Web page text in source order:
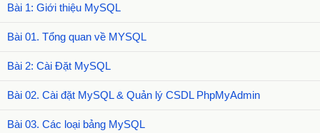
Bài 1: Giới thiệu MySQL
Bài 01. Tổng quan về MYSQL
Bài 2: Cài Đặt MySQL
Bài 02. Cài đặt MySQL & Quản lý CSDL PhpMyAdmin
Bài 03. Các loại bảng MySQL